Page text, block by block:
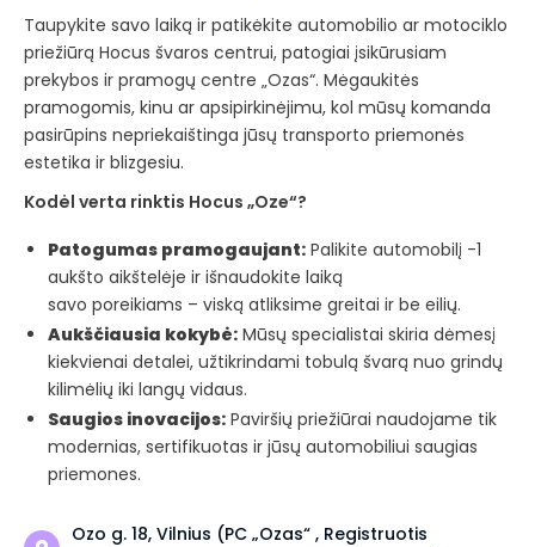
Taupykite savo laiką ir patikėkite automobilio ar motociklo
priežiūrą Hocus švaros centrui, patogiai įsikūrusiam
prekybos ir pramogų centre „Ozas“. Mėgaukitės
pramogomis, kinu ar apsipirkinėjimu, kol mūsų komanda
pasirūpins nepriekaištinga jūsų transporto priemonės
estetika ir blizgesiu.
Kodėl verta rinktis Hocus „Oze“?
Patogumas pramogaujant: Palikite automobilį -1
aukšto aikštelėje ir išnaudokite laiką
savo poreikiams – viską atliksime greitai ir be eilių.
Aukščiausia kokybė: Mūsų specialistai skiria dėmesį
kiekvienai detalei, užtikrindami tobulą švarą nuo grindų
kilimėlių iki langų vidaus.
Saugios inovacijos: Paviršių priežiūrai naudojame tik
modernias, sertifikuotas ir jūsų automobiliui saugias
priemones.
Ozo g. 18, Vilnius (PC „Ozas“ , Registruotis